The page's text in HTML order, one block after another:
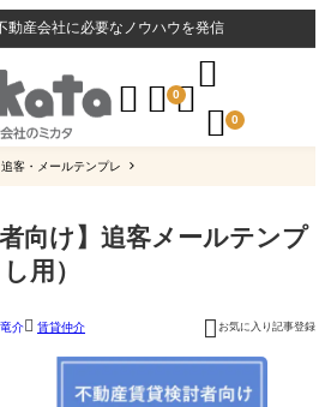
動産会社に必要なノウハウを発信
  0

 0
追客・メールテンプレ
者向け】追客メールテンプ
用）
介 賃貸仲介  お気に入り記事登録